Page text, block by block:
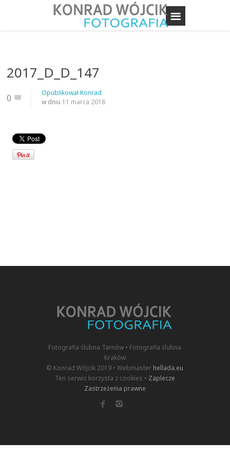
2017_D_D_147
0 OpublikowałKonrad
w dniu 11 marca 2018
Fotografia ślubna Tarnów • Fotografia ślubna
Kraków
© Konrad Wójcik 2019 • Webmaster hellada.eu
Ten serwis korzysta z cookies • Zaplecze
Zastrzeżenia prawne